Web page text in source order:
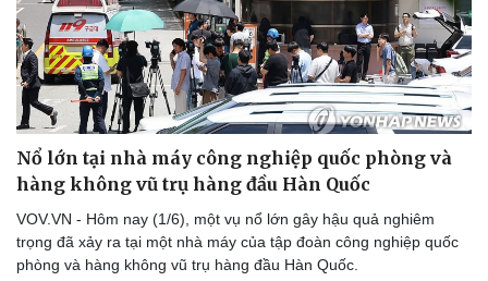
Nổ lớn tại nhà máy công nghiệp quốc phòng và
hàng không vũ trụ hàng đầu Hàn Quốc
VOV.VN - Hôm nay (1/6), một vụ nổ lớn gây hậu quả nghiêm
trọng đã xảy ra tại một nhà máy của tập đoàn công nghiệp quốc
phòng và hàng không vũ trụ hàng đầu Hàn Quốc.